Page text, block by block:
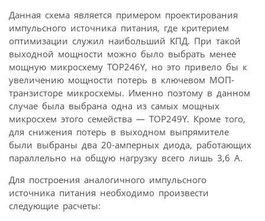
Данная схема является примером проектирования
импульсного источника питания, где критерием
оптимизации служил наибольший КПД. При такой
выходной мощности можно было выбрать менее
мощную микросхему TOP246Y, но это привело бы к
увеличению мощности потерь в ключевом МОП-
транзисторе микросхемы. Именно поэтому в данном
случае была выбрана одна из самых мощных
микросхем этого семейства — TOP249Y. Кроме того,
для снижения потерь в выходном выпрямителе
были выбраны два 20-амперных диода, работающих
параллельно на общую нагрузку всего лишь 3,6 А.
Для построения аналогичного импульсного
источника питания необходимо произвести
следующие расчеты: